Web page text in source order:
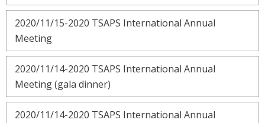
2020/11/15-2020 TSAPS International Annual
Meeting
2020/11/14-2020 TSAPS International Annual
Meeting (gala dinner)
2020/11/14-2020 TSAPS International Annual